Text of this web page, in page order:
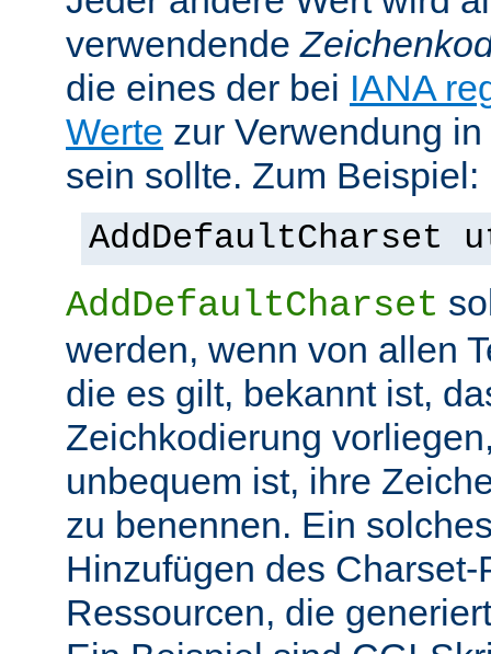
verwendende
die eines der bei IANA
Werte zur Verwendung
sein sollte. Zum Beispiel:
AddDefaultCharset
AddDefaultCharset
werden, wenn von allen
die es gilt, bekannt ist,
Zeichkodierung
unbequem ist, ihre
zu benennen. Ein
Hinzufügen des
Ressourcen, die